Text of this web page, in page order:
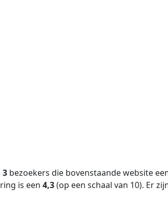
3 bezoekers die bovenstaande website
is een 4,3(op een schaal van 10). Er